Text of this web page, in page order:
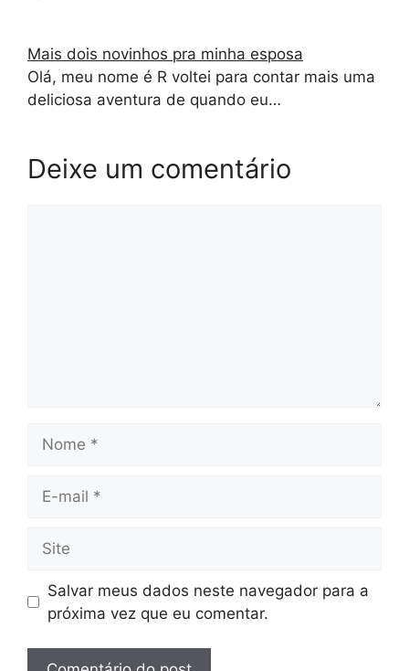
Mais dois novinhos pra minha esposa
Olá, meu nome é R voltei para contar mais uma
deliciosa aventura de quando eu…
Deixe um comentário
mail
Salvar meus dados neste navegador para a
próxima vez que eu comentar.